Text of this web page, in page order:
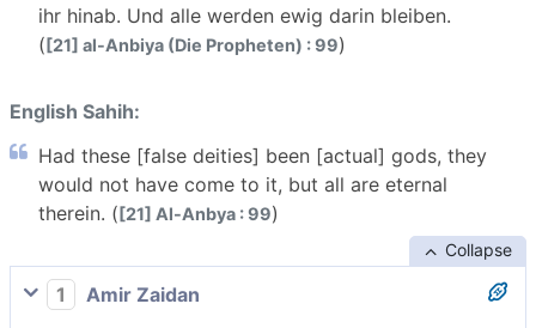
ihr hinab. Und alle werden ewig darin bleiben.
([21] al-Anbiya (Die Propheten) : 99)
English Sahih:
Had these [false deities] been [actual] gods, they
would not have come to it, but all are eternal
therein. ([21] Al-Anbya : 99)
Collapse
1
Amir Zaidan